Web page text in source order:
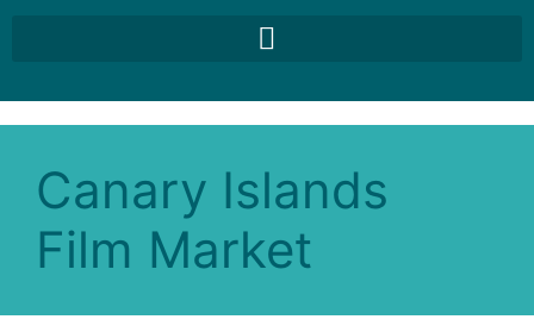
Canary Islands
Film Market